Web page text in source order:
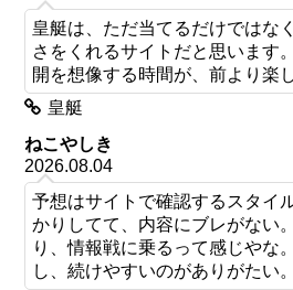
皇艇は、ただ当てるだけではな
さをくれるサイトだと思います
開を想像する時間が、前より楽
皇艇
ねこやしき
2026.08.04
予想はサイトで確認するスタイ
かりしてて、内容にブレがない
り、情報戦に乗るって感じやな
し、続けやすいのがありがたい。